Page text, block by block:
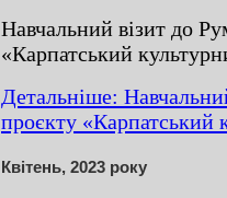
Навчальний візит до
«Карпатський
Детальніше:
проєкту «Карпатський
Квітень, 2023 року